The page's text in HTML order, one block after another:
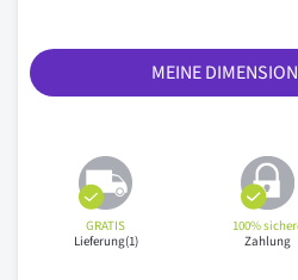
MEINE
GRATIS
Lieferung(1)
100%
Zahlung